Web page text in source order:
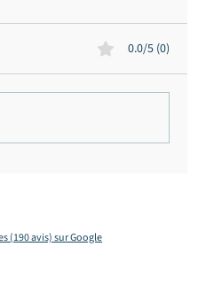
écartée,
réduite
0.0/5 (0)
(190 avis) sur Google